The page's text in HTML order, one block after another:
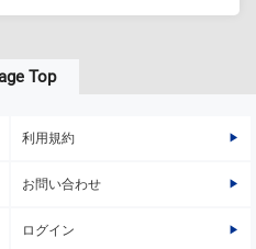
Top
利用規約
お問い合わせ
ログイン